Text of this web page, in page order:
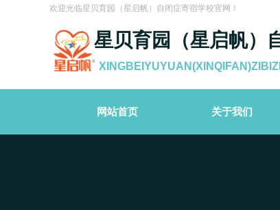
星贝育园（星启帆）
欢迎光临星贝育园（星启帆）自闭症寄宿学校官网！
网站首页 关于我们